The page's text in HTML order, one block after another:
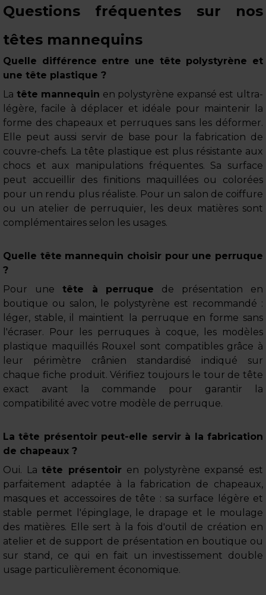
Questions fréquentes sur nos
têtes mannequins
Quelle différence entre une tête polystyrène et
une tête plastique ?
La tête mannequin en polystyrène expansé est ultra-
légère, facile à déplacer et idéale pour maintenir la
forme des chapeaux et perruques sans les déformer.
Elle peut aussi servir de base pour la fabrication de
couvre-chefs. La tête plastique est plus résistante aux
chocs et aux manipulations fréquentes. Sa surface
peut accueillir des finitions maquillées ou colorées
pour un rendu plus réaliste. Pour un salon de coiffure
ou un atelier de perruquier, les deux matières sont
complémentaires selon les usages.
Quelle tête mannequin choisir pour une perruque
?
Pour une tête à perruque de présentation en
boutique ou salon, le polystyrène est recommandé :
léger, stable, il maintient la perruque en forme sans
l'écraser. Pour les perruques à coque, les modèles
plastique maquillés Rouxel sont compatibles grâce à
leur périmètre crânien standardisé indiqué sur
chaque fiche produit. Vérifiez toujours le tour de tête
exact avant la commande pour garantir la
compatibilité avec votre modèle de perruque.
La tête présentoir peut-elle servir à la fabrication
de chapeaux ?
Oui. Latête présentoir en polystyrène expansé est
parfaitement adaptée à la fabrication de chapeaux,
masques et accessoires de tête : sa surface légère et
stable permet l'épinglage, le drapage et le moulage
des matières. Elle sert à la fois d'outil de création en
atelier et de support de présentation en boutique ou
sur stand, ce qui en fait un investissement double
usage particulièrement économique.